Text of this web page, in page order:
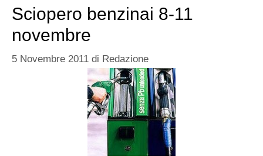
Sciopero benzinai 8-11
novembre
5 Novembre 2011 di Redazione